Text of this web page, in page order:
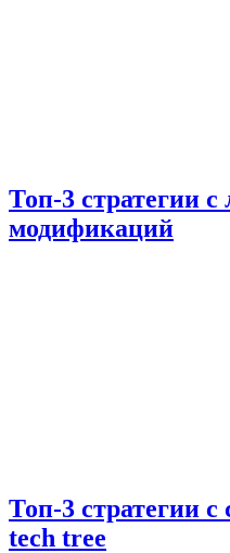
Топ-3 стратегии
модификаций
Топ-3 стратегии
tech tree